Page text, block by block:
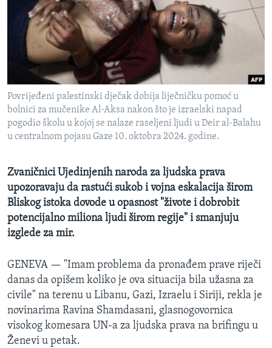
MAGAZIN
O GLASU AMERIKE
Learning English
PRATITE NAS
Povrijeđeni palestinski dječak dobija liječničku pomoć u
bolnici za mučenike Al-Aksa nakon što je izraelski napad
pogodio školu u kojoj se nalaze raseljeni ljudi u Deir al-Balahu
u centralnom pojasu Gaze 10. oktobra 2024. godine.
Zvaničnici Ujedinjenih naroda za ljudska prava
upozoravaju da rastući sukob i vojna eskalacija širom
Bliskog istoka dovode u opasnost "živote i dobrobit
potencijalno miliona ljudi širom regije" i smanjuju
izglede za mir.
GENEVA — "Imam problema da pronađem prave riječi
danas da opišem koliko je ova situacija bila užasna za
civile" na terenu u Libanu, Gazi, Izraelu i Siriji, rekla je
novinarima Ravina Shamdasani, glasnogovornica
visokog komesara UN-a za ljudska prava na brifingu u
Ženevi u petak.